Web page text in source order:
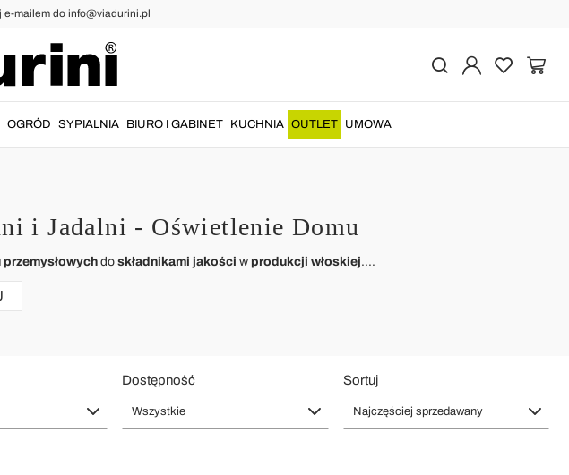
e-mailem do info@viadurini.pl
OGRÓD SYPIALNIA BIURO I GABINET KUCHNIA OUTLET UMOWA
i Jadalni - Oświetlenie Domu
do składnikami jakości w produkcji włoskiej....
Dostępność
Wszystkie
Sortuj
Najczęściej sprzedawany